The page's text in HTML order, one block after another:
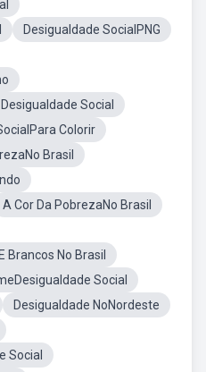
Desigualdade SocialPNG
Social
Colorir
Brasil
A Cor Da PobrezaNo Brasil
Brancos No Brasil
Social
Desigualdade NoNordeste
Social